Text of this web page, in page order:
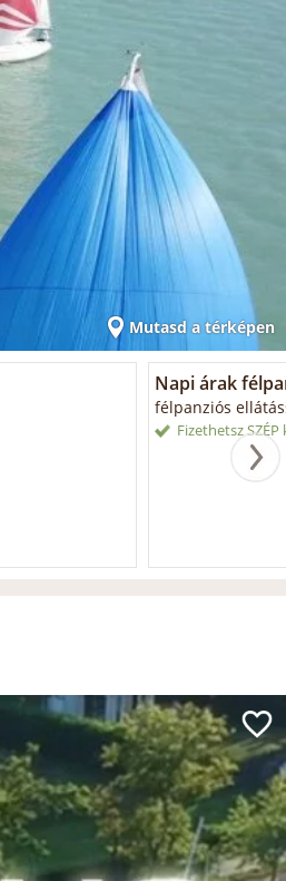
Mutasd a térképen
Napi árak
félpanziós
Fizethetsz